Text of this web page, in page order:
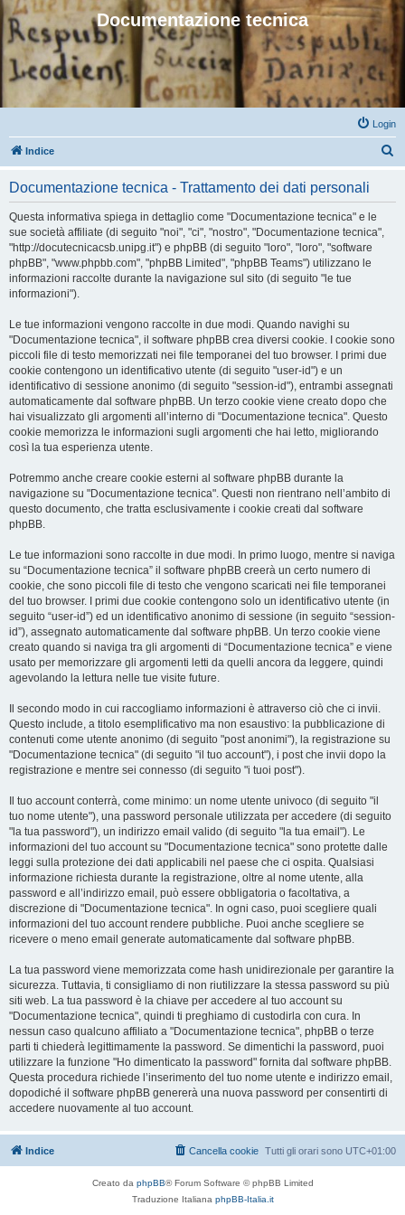
Documentazione tecnica
Login
Indice
Documentazione tecnica - Trattamento dei dati personali
Questa informativa spiega in dettaglio come "Documentazione tecnica" e le
sue società affiliate (di seguito "noi", "ci", "nostro", "Documentazione tecnica",
"http://docutecnicacsb.unipg.it") e phpBB (di seguito "loro", "loro", "software
phpBB", "www.phpbb.com", "phpBB Limited", "phpBB Teams") utilizzano le
informazioni raccolte durante la navigazione sul sito (di seguito "le tue
informazioni").
Le tue informazioni vengono raccolte in due modi. Quando navighi su
"Documentazione tecnica", il software phpBB crea diversi cookie. I cookie sono
piccoli file di testo memorizzati nei file temporanei del tuo browser. I primi due
cookie contengono un identificativo utente (di seguito "user-id") e un
identificativo di sessione anonimo (di seguito "session-id"), entrambi assegnati
automaticamente dal software phpBB. Un terzo cookie viene creato dopo che
hai visualizzato gli argomenti all’interno di "Documentazione tecnica". Questo
cookie memorizza le informazioni sugli argomenti che hai letto, migliorando
così la tua esperienza utente.
Potremmo anche creare cookie esterni al software phpBB durante la
navigazione su "Documentazione tecnica". Questi non rientrano nell’ambito di
questo documento, che tratta esclusivamente i cookie creati dal software
phpBB.
Le tue informazioni sono raccolte in due modi. In primo luogo, mentre si naviga
su “Documentazione tecnica” il software phpBB creerà un certo numero di
cookie, che sono piccoli file di testo che vengono scaricati nei file temporanei
del tuo browser. I primi due cookie contengono solo un identificativo utente (in
seguito “user-id”) ed un identificativo anonimo di sessione (in seguito “session-
id”), assegnato automaticamente dal software phpBB. Un terzo cookie viene
creato quando si naviga tra gli argomenti di “Documentazione tecnica” e viene
usato per memorizzare gli argomenti letti da quelli ancora da leggere, quindi
agevolando la lettura nelle tue visite future.
Il secondo modo in cui raccogliamo informazioni è attraverso ciò che ci invii.
Questo include, a titolo esemplificativo ma non esaustivo: la pubblicazione di
contenuti come utente anonimo (di seguito "post anonimi"), la registrazione su
"Documentazione tecnica" (di seguito "il tuo account"), i post che invii dopo la
registrazione e mentre sei connesso (di seguito "i tuoi post").
Il tuo account conterrà, come minimo: un nome utente univoco (di seguito "il
tuo nome utente"), una password personale utilizzata per accedere (di seguito
"la tua password"), un indirizzo email valido (di seguito "la tua email"). Le
informazioni del tuo account su "Documentazione tecnica" sono protette dalle
leggi sulla protezione dei dati applicabili nel paese che ci ospita. Qualsiasi
informazione richiesta durante la registrazione, oltre al nome utente, alla
password e all’indirizzo email, può essere obbligatoria o facoltativa, a
discrezione di "Documentazione tecnica". In ogni caso, puoi scegliere quali
informazioni del tuo account rendere pubbliche. Puoi anche scegliere se
ricevere o meno email generate automaticamente dal software phpBB.
La tua password viene memorizzata come hash unidirezionale per garantire la
sicurezza. Tuttavia, ti consigliamo di non riutilizzare la stessa password su più
siti web. La tua password è la chiave per accedere al tuo account su
"Documentazione tecnica", quindi ti preghiamo di custodirla con cura. In
nessun caso qualcuno affiliato a "Documentazione tecnica", phpBB o terze
parti ti chiederà legittimamente la password. Se dimentichi la password, puoi
utilizzare la funzione "Ho dimenticato la password" fornita dal software phpBB.
Questa procedura richiede l’inserimento del tuo nome utente e indirizzo email,
dopodiché il software phpBB genererà una nuova password per consentirti di
accedere nuovamente al tuo account.
Indice Tutti gli orari sono UTC+01:00
Cancella cookie
Creato da phpBB® Forum Software © phpBB Limited
Traduzione Italiana phpBB-Italia.it